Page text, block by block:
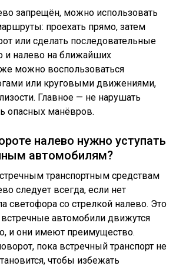
запрещён, можно использовать
проехать прямо, затем
или сделать последовательные
и налево на ближайших
можно воспользоваться
или круговыми движениями,
Главное — не нарушать
опасных манёвров.
налево нужно уступать
автомобилям?
транспортным средствам
следует всегда, если нет
светофора со стрелкой налево. Это
встречные автомобили движутся
и они имеют преимущество.
пока встречный транспорт не
чтобы избежать